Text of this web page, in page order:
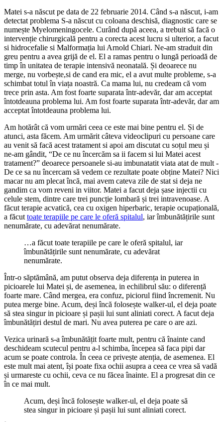
Matei s-a născut pe data de 22 februarie 2014. Când s-a născut, i-am
detectat problema S-a născut cu coloana deschisă, diagnostic care se
numește Myelomeningocele. Curând după aceea, a trebuit să facă o
intervenție chirurgicală pentru a corecta acest lucru si ulterior, a facut
si hidrocefalie si Malformația lui Arnold Chiari. Ne-am straduit din
greu pentru a avea grijă de el. El a ramas pentru o lungă perioadă de
timp în unitatea de terapie intensivă neonatală. Și deoarece nu
merge, nu vorbește,si de cand era mic, el a avut multe probleme, s-a
schimbat totul în viața noastră. Ca mama lui, nu credeam că vom
trece prin asta. Am fost foarte suparata într-adevăr, dar am acceptat
întotdeauna problema lui. Am fost foarte suparata într-adevăr, dar am
acceptat întotdeauna problema lui.
Am hotărât că vom urmări ceea ce este mai bine pentru el. Și de
atunci, asta făcem. Am urmărit câteva videoclipuri cu persoane care
au venit să facă acest tratament si apoi am discutat cu soțul meu și
ne-am gândit, “De ce nu încercăm sa ii facem si lui Matei acest
tratament?” deoarece persoanele si-au imbunatatit viata atat de mult -
De ce sa nu încercam să vedem ce rezultate poate obține Matei? Nici
macar nu am plecat încă, mai avem cateva zile de stat si deja ne
gandim ca vom reveni in viitor. Matei a facut deja șase injectii cu
celule stem, dintre care trei puncție lombară și trei intravenoase. A
făcut terapie acvatică, cea cu oxigen hiperbaric, terapie ocupațională,
a făcut toate terapiile pe care le oferă spitalul, iar îmbunătățirile sunt
nenumărate, cu adevărat nenumărate.
…a făcut toate terapiile pe care le oferă spitalul, iar
îmbunătățirile sunt nenumărate, cu adevărat
nenumărate.
Într-o săptămână, am putut observa deja diferența in puterea in
picioarele lui Matei și, de asemenea, in echilibrul său: o diferență
foarte mare. Când mergea, era confuz, piciorul fiind încremenit. Nu
putea merge bine. Acum, deși încă folosește walker-ul, el deja poate
să stea singur in picioare și pașii lui sunt aliniati corect. A facut deja
îmbunătățiri destul de mari. Nu avea puterea pe care o are azi.
Vezica urinară s-a îmbunătățit foarte mult, pentru că înainte cand
deschideam scutecul pentru a-l schimba, începea să faca pipi dar
acum se poate controla. În ceea ce privește atenția, de asemenea. El
este mult mai atent, își poate fixa ochii asupra a ceea ce vrea să vadă
și urmareste cu ochii, ceva ce nu făcea înainte. El a progresat din ce
în ce mai mult.
Acum, deși încă folosește walker-ul, el deja poate să
stea singur in picioare și pașii lui sunt aliniati corect.